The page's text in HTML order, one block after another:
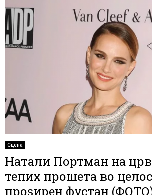
Сцена
Натали Портман на
тепих прошета во
проѕирен фустан